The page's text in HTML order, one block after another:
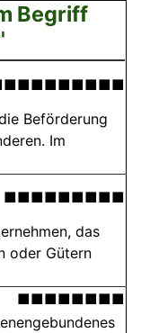
Begriff
Beförderung
Im
■■■■■■■■■
das
oder Gütern
■■■■■■■■